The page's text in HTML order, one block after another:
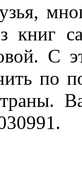
книг
С
по